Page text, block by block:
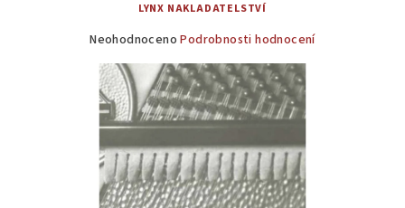
LYNX NAKLADATELSTVÍ
Průměrné
produktu
je
0,0
hvězdiček.
Neohodnoceno Podrobnosti hodnocení